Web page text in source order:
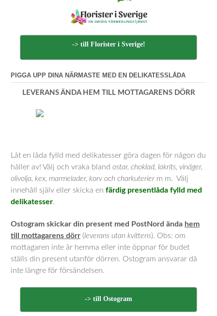
-> till Florister i Sverige!
PIGGA UPP DINA NÄRMASTE MED EN DELIKATESSLÅDA
LEVERANS ÄNDA HEM TILL MOTTAGARENS DÖRR
Låt en låda fylld med delikatesser göra dagen för någon du
håller av! Välj och vraka bland ostar, choklad, lakrits, vinäger,
olivolja, kex, marmelader, korv och charkuterierm m. Välj
innehåll själv eller skicka en färdig presentlåda fylld med
delikatesser.
Ostogram skickar din present med PostNord ända hem
till mottagarens dörr (leverans utan kvittens). Obs: om
mottagaren inte är hemma eller inte öppnar för budet
ställs din present utanför dörren. Ostogram ansvarar då
inte längre för försändelsen.
-> till Ostogram